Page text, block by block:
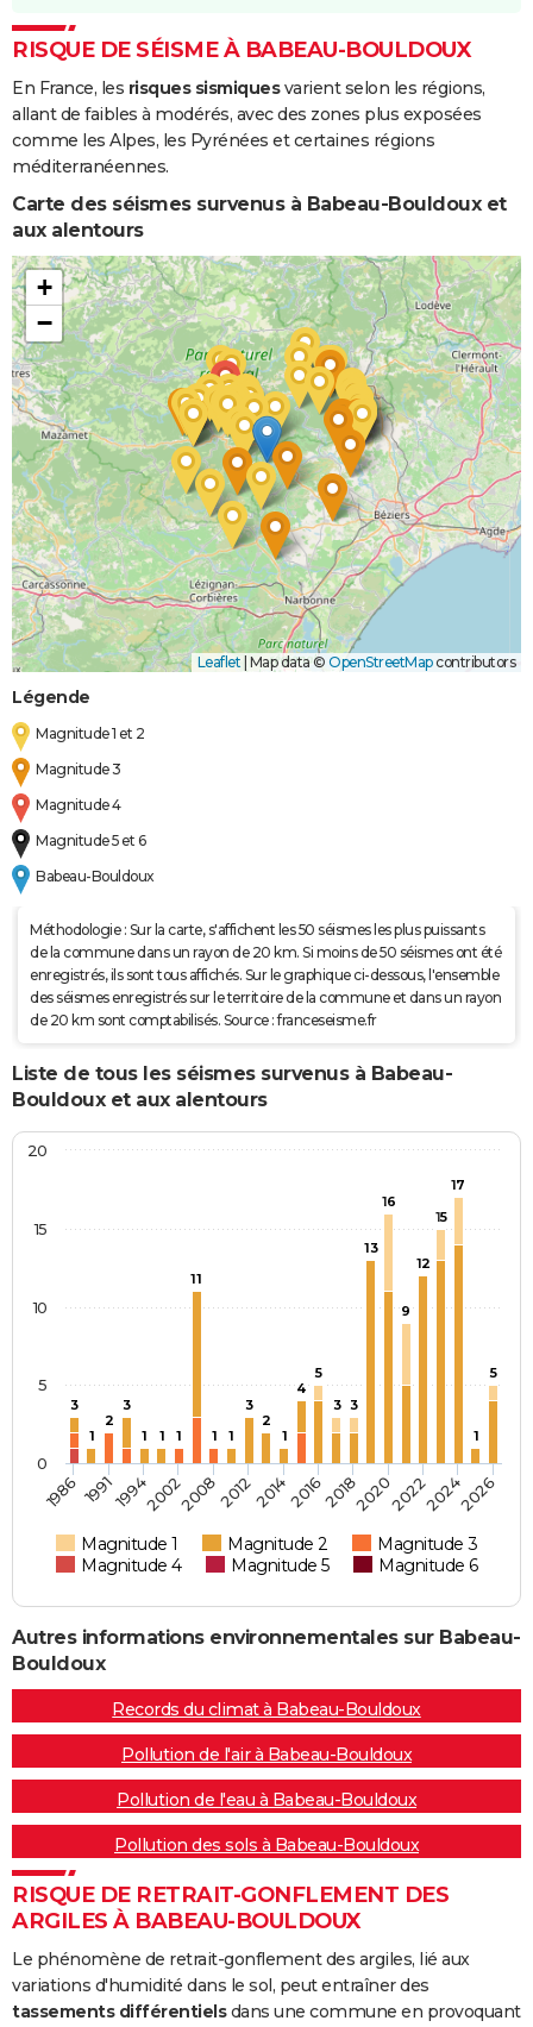
RISQUE DE SÉISME À BABEAU-BOULDOUX
En France, les risques sismiquesvarient selon les régions,
allant de faibles à modérés, avec des zones plus exposées
comme les Alpes, les Pyrénées et certaines régions
méditerranéennes.
Carte des séismes survenus à Babeau-Bouldoux et
aux alentours
+
−
Leaflet Map data © OpenStreetMapcontributors
Légende
Magnitude 1 et 2
Magnitude 3
Magnitude 4
Magnitude 5 et 6
Babeau-Bouldoux
Méthodologie : Sur la carte, s'affichent les 50 séismes les plus puissants
de la commune dans un rayon de 20 km. Si moins de 50 séismes ont été
enregistrés, ils sont tous affichés. Sur le graphique ci-dessous, l'ensemble
des séismes enregistrés sur le territoire de la commune et dans un rayon
de 20 km sont comptabilisés. Source : franceseisme.fr
Liste de tous les séismes survenus à Babeau-
Bouldoux et aux alentours
3
1
2
3
1
1 1
11
1 1
3
2
1
4
5
3 3
13
16
9
12
15
17
1
5
Magnitude 1 Magnitude 2
Magnitude 3
Magnitude 4
Magnitude 5 Magnitude 6
1986 199119942002200820122014201620182020202220242026
0
5
10
15
20
Autres informations environnementales sur Babeau-
Bouldoux
Records du climat à Babeau-Bouldoux
Pollution de l'air à Babeau-Bouldoux
Pollution de l'eau à Babeau-Bouldoux
Pollution des sols à Babeau-Bouldoux
RISQUE DE RETRAIT-GONFLEMENT DES
ARGILES À BABEAU-BOULDOUX
Le phénomène de retrait-gonflement des argiles, lié aux
variations d'humidité dans le sol, peut entraîner des
tassements différentielsdans une commune en provoquant